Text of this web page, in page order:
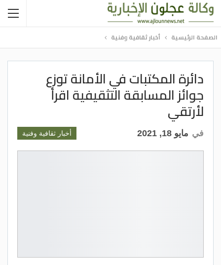
الصفحة الرئيسية أخبار ثقافية وفنية
دائرة المكتبات في الأمانة توزع
جوائز المسابقة التثقيفية اقرأ
لأرتقي
أخبار ثقافية وفنية في مايو 18, 2021